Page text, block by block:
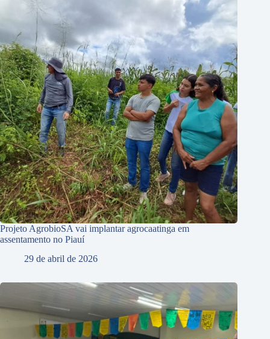
Projeto AgrobioSA vai implantar agrocaatinga em
assentamento no Piauí
29 de abril de 2026